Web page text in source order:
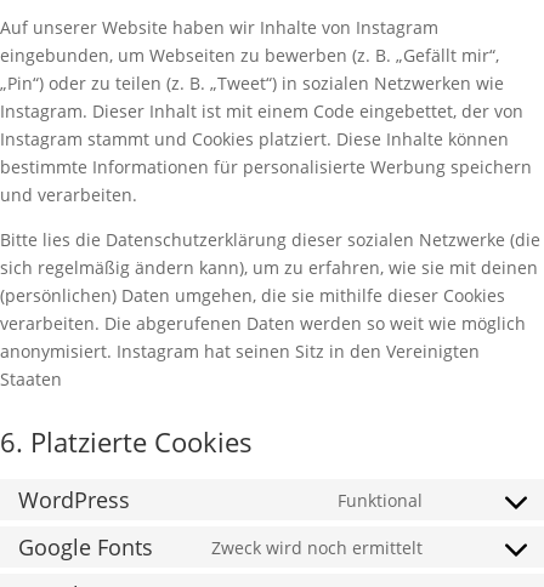
Auf unserer Website haben wir Inhalte von Instagram
eingebunden, um Webseiten zu bewerben (z. B. „Gefällt mir“,
„Pin“) oder zu teilen (z. B. „Tweet“) in sozialen Netzwerken wie
Instagram. Dieser Inhalt ist mit einem Code eingebettet, der von
Instagram stammt und Cookies platziert. Diese Inhalte können
bestimmte Informationen für personalisierte Werbung speichern
und verarbeiten.
Bitte lies die Datenschutzerklärung dieser sozialen Netzwerke (die
sich regelmäßig ändern kann), um zu erfahren, wie sie mit deinen
(persönlichen) Daten umgehen, die sie mithilfe dieser Cookies
verarbeiten. Die abgerufenen Daten werden so weit wie möglich
anonymisiert. Instagram hat seinen Sitz in den Vereinigten
Staaten
6. Platzierte Cookies
WordPress Funktional
Google Fonts Zweck wird noch ermittelt